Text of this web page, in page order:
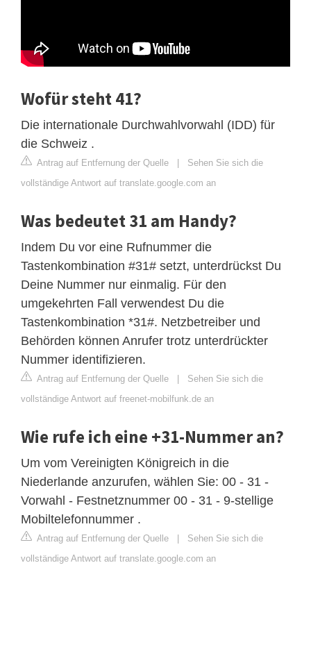
Wofür steht 41?
Die internationale Durchwahlvorwahl (IDD) für
die Schweiz .
Antrag auf Entfernung der Quelle | Sehen Sie sich die
vollständige Antwort auf translate.google.com an
Was bedeutet 31 am Handy?
Indem Du vor eine Rufnummer die
Tastenkombination #31# setzt, unterdrückst Du
Deine Nummer nur einmalig. Für den
umgekehrten Fall verwendest Du die
Tastenkombination *31#. Netzbetreiber und
Behörden können Anrufer trotz unterdrückter
Nummer identifizieren.
Antrag auf Entfernung der Quelle | Sehen Sie sich die
vollständige Antwort auf freenet-mobilfunk.de an
Wie rufe ich eine +31-Nummer an?
Um vom Vereinigten Königreich in die
Niederlande anzurufen, wählen Sie: 00 - 31 -
Vorwahl - Festnetznummer 00 - 31 - 9-stellige
Mobiltelefonnummer .
Antrag auf Entfernung der Quelle | Sehen Sie sich die
vollständige Antwort auf translate.google.com an